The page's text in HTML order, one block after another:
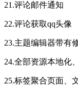
21.评论邮件通知
22.评论获取qq头像
23.主题编辑器带有
24.全部资源本地化
25.标签聚合页面、